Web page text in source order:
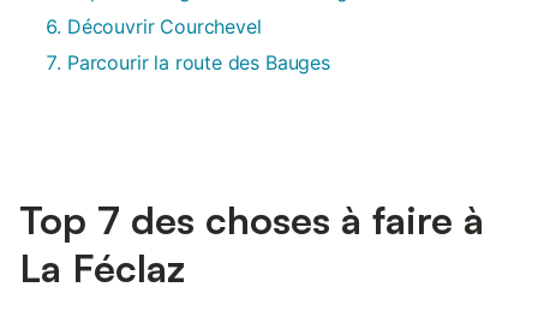
Découvrir Courchevel
Parcourir la route des Bauges
Top 7 des choses à faire à
La Féclaz